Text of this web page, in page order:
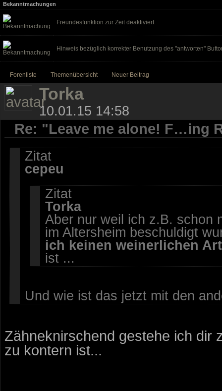
Bekanntmachungen
Freundesfunktion zur Zeit deaktiviert
Hinweis bezüglich korrekter Benutzung des "antworten"
Forenliste Themenübersicht Neuer Beitrag
Torka
10.01.15 14:58
Re: "Leave me alone! F…ing
Zitat
cepeu
Zitat
Torka
Aber nur weil ich z.B. schon
im Altersheim beschuldigt
ich keinen weinerlichen
ist ...
Und wie ist das jetzt mit den
Zähneknirschend gestehe ich dir
zu kontern ist...